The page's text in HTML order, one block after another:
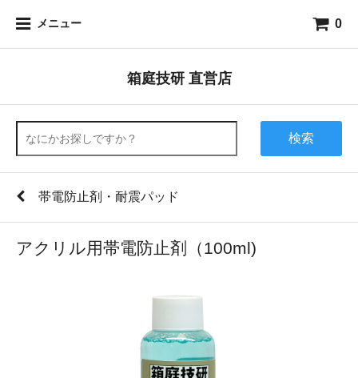
メニュー 0
箱庭技研 直営店
検索
帯電防止剤・耐震パッド
アクリル用帯電防止剤（100ml)